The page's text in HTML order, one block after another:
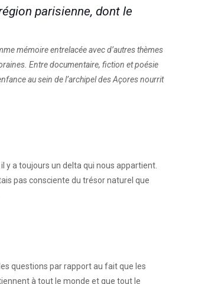
parisienne, dont le
mémoire entrelacée avec d’autres thèmes
Entre documentaire, fiction et poésie
au sein de l’archipel des Açores nourrit
y a toujours un delta qui nous appartient.
pas consciente du trésor naturel que
questions par rapport au fait que les
à tout le monde et que tout le